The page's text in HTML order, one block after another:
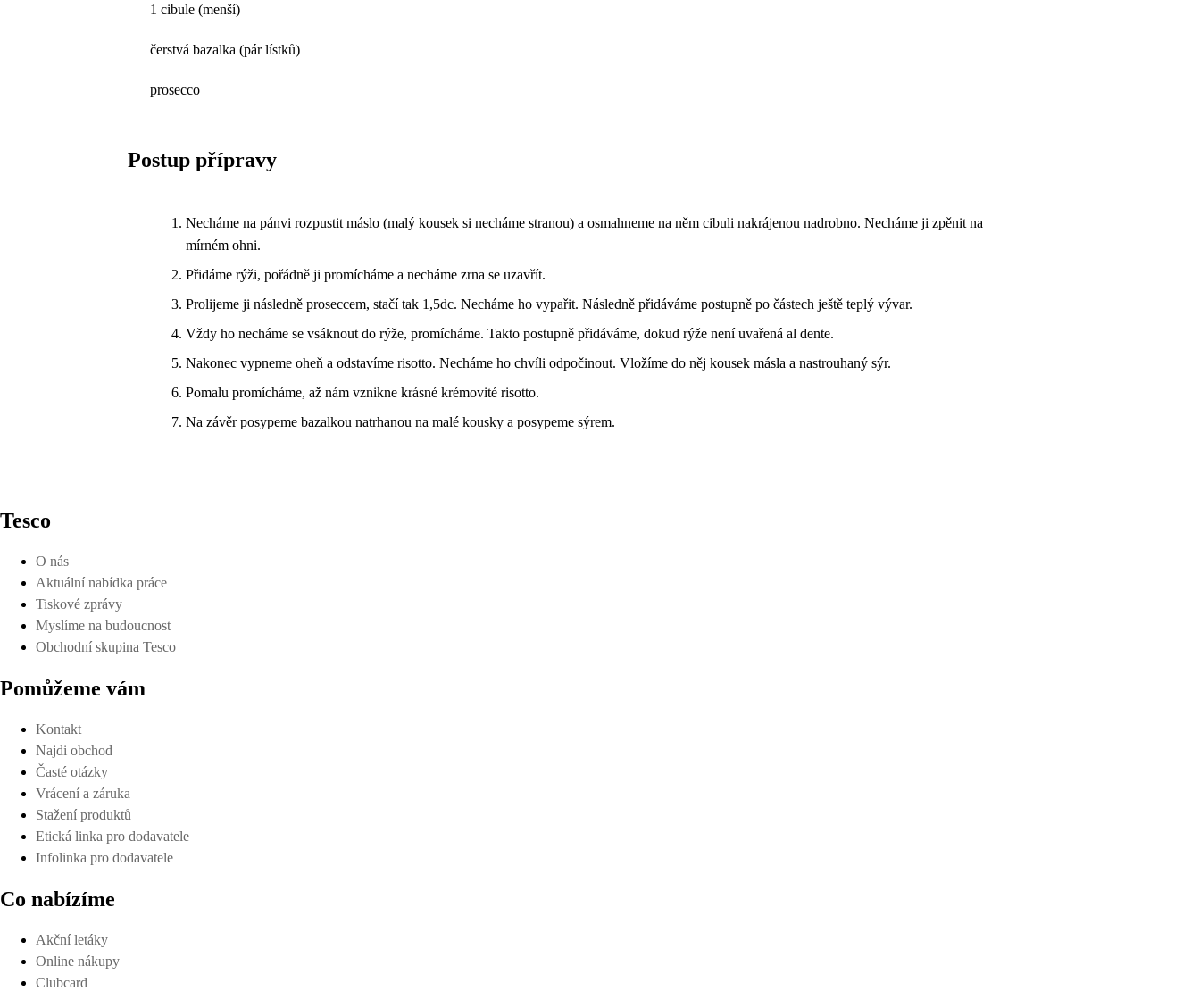
1 cibule (menší)
čerstvá bazalka (pár lístků)
prosecco
Postup přípravy
Necháme na pánvi rozpustit máslo (malý kousek si necháme stranou) a osmahneme na něm cibuli nakrájenou nadrobno. Necháme ji zpěnit na
mírném ohni.
Přidáme rýži, pořádně ji promícháme a necháme zrna se uzavřít.
Prolijeme ji následně proseccem, stačí tak 1,5dc. Necháme ho vypařit. Následně přidáváme postupně po částech ještě teplý vývar.
Vždy ho necháme se vsáknout do rýže, promícháme. Takto postupně přidáváme, dokud rýže není uvařená al dente.
Nakonec vypneme oheň a odstavíme risotto. Necháme ho chvíli odpočinout. Vložíme do něj kousek másla a nastrouhaný sýr.
Pomalu promícháme, až nám vznikne krásné krémovité risotto.
Na závěr posypeme bazalkou natrhanou na malé kousky a posypeme sýrem.
Tesco
O nás
Aktuální nabídka práce
Tiskové zprávy
Myslíme na budoucnost
Obchodní skupina Tesco
Pomůžeme vám
Kontakt
Najdi obchod
Časté otázky
Vrácení a záruka
Stažení produktů
Etická linka pro dodavatele
Infolinka pro dodavatele
Co nabízíme
Akční letáky
Online nákupy
Clubcard